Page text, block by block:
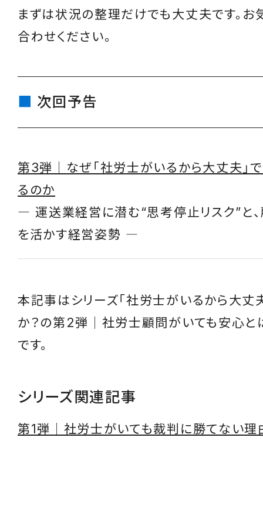
まずは状況の整理だけでも大丈夫です。お
合わせください。
次回予告
第3弾｜なぜ「社労士がいるから大丈夫」
るのか
― 運送業経営に潜む“思考停止リスク”と
を活かす経営姿勢 ―
本記事はシリーズ「社労士がいるから大丈
か？の第2弾｜社労士顧問がいても安心と
です。
シリーズ関連記事
第1弾｜社労士がいても裁判に勝てない理